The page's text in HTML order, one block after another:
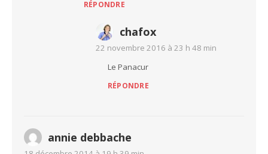
RÉPONDRE
chafox
22 novembre 2016 à 23 h 48 min
Le Panacur
RÉPONDRE
annie debbache